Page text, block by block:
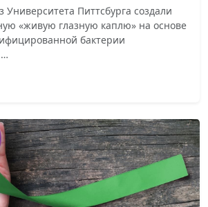
Университета Питтсбурга создали
«живую глазную каплю» на основе
бактерии